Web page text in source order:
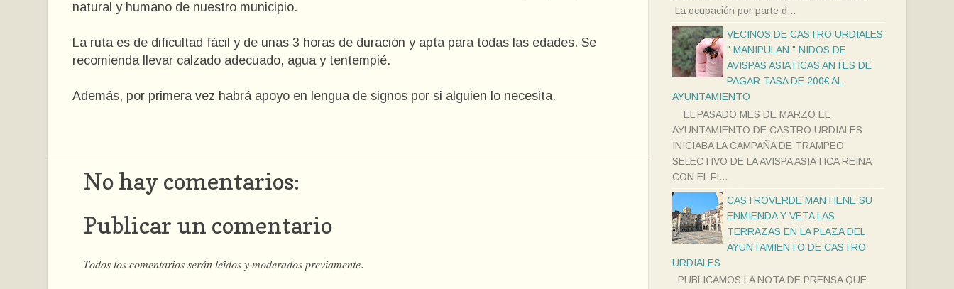
natural y humano de nuestro municipio.
La ruta es de dificultad fácil y de unas 3 horas de duración y apta para todas las edades. Se
recomienda llevar calzado adecuado, agua y tentempié.
Además, por primera vez habrá apoyo en lengua de signos por si alguien lo necesita.
No hay comentarios:
Publicar un comentario
𝑇𝑜𝑑𝑜𝑠 𝑙𝑜𝑠 𝑐𝑜𝑚𝑒𝑛𝑡𝑎𝑟𝑖𝑜𝑠 𝑠𝑒𝑟𝑎́𝑛 𝑙𝑒𝑖́𝑑𝑜𝑠 𝑦 𝑚𝑜𝑑𝑒𝑟𝑎𝑑𝑜𝑠 𝑝𝑟𝑒𝑣𝑖𝑎𝑚𝑒𝑛𝑡𝑒.
La ocupación por parte d...
VECINOS DE CASTRO URDIALES
" MANIPULAN " NIDOS DE
AVISPAS ASIATICAS ANTES DE
PAGAR TASA DE 200€ AL
AYUNTAMIENTO
EL PASADO MES DE MARZO EL
AYUNTAMIENTO DE CASTRO URDIALES
INICIABA LA CAMPAÑA DE TRAMPEO
SELECTIVO DE LA AVISPA ASIÁTICA REINA
CON EL FI...
CASTROVERDE MANTIENE SU
ENMIENDA Y VETA LAS
TERRAZAS EN LA PLAZA DEL
AYUNTAMIENTO DE CASTRO
URDIALES
PUBLICAMOS LA NOTA DE PRENSA QUE